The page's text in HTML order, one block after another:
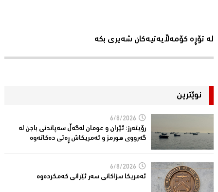
لە تۆڕە کۆمەڵایەتیەکان شەیری بکە
نوێترین
6/8/2026
رۆیتەرز: ئێران و عومان لەگەڵ سەپاندنی باجن لە
گەرووی هورمز و ئەمریکاش ڕەتی دەکاتەوە
6/8/2026
ئه‌مریكا سزاكانی سه‌ر ئێرانی كه‌مكرده‌وه‌